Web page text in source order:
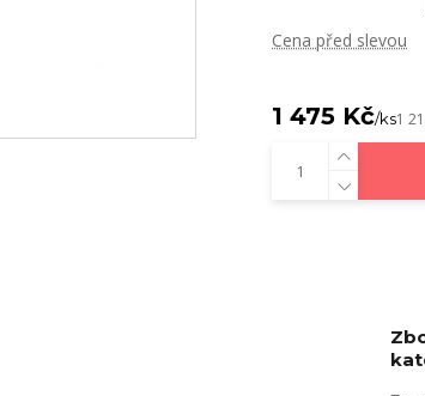
Cena před slevou
1 475 Kč/ks1